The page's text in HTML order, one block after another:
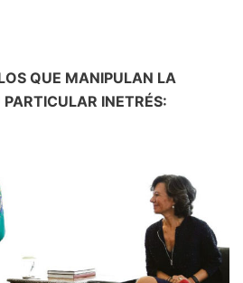
QUE MANIPULAN LA
INETRÉS: